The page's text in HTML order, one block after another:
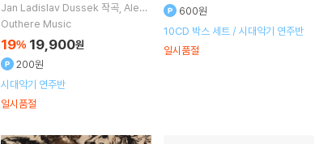
Jan Ladislav Dussek 작곡 Alexe
i Lubimov Olga Pashchenko
Outhere Music
19% 19,900원
200원
시대악기 연주반
일시품절
600원
10CD 박스 세트 / 시대악기 연주반
일시품절